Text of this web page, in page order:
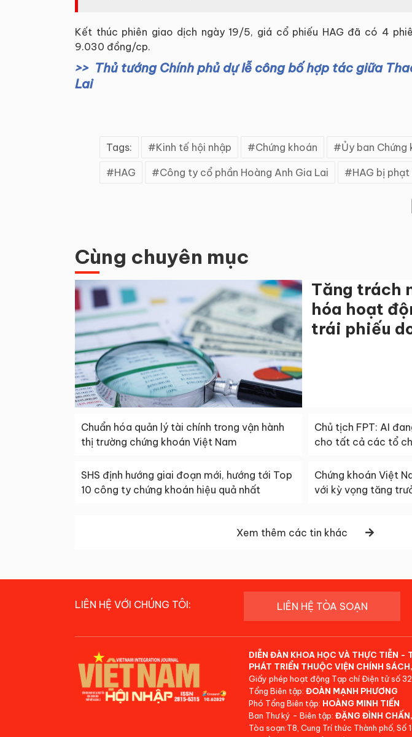
Kết thúc phiên giao dịch ngày 19/5, giá cổ phiếu HAG đã có 4
9.030 đồng/cp.
Thủ tướng Chính phủ dự lễ công bố hợp tác giữa
Lai
Tags: Kinh tế hội nhập Chứng khoán Ủy ban Chứng
HAG Công ty cổ phần Hoàng Anh Gia Lai HAG bị
Cùng chuyên mục
Tăng trách
hóa hoạt
trái phiếu
Chuẩn hóa quản lý tài chính trong vận hành
thị trường chứng khoán Việt Nam
Chủ tịch FPT: AI
cho tất cả các tổ
SHS định hướng giai đoạn mới, hướng tới Top
10 công ty chứng khoán hiệu quả nhất
Chứng khoán Việt
với kỳ vọng tăng
Xem thêm các tin khác
LIÊN HỆ VỚI CHÚNG TÔI: LIÊN HỆ TÒA SOẠN
DIỄN ĐÀN KHOA HỌC VÀ THỰC TIỄN -
PHÁT TRIỂN THUỘC VIỆN CHÍNH
Giấy phép hoạt động Tạp chí Điện tử số
Tổng Biên tập: ĐOÀN MẠNH PHƯƠNG
Phó Tổng Biên tập: HOÀNG MINH TIẾN
Ban Thư ký - Biên tập: ĐẶNG ĐÌNH
Tòa soạn:T8, Cung Trí thức Thành phố, Số